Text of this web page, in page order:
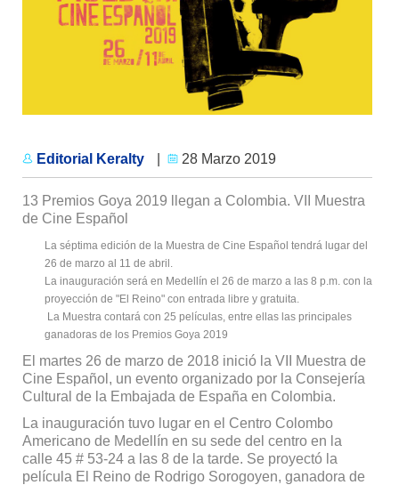
Editorial Keralty 28 Marzo 2019
13 Premios Goya 2019 llegan a Colombia. VII Muestra
de Cine Español
La séptima edición de la Muestra de Cine Español tendrá lugar del
26 de marzo al 11 de abril.
La inauguración será en Medellín el 26 de marzo a las 8 p.m. con la
proyección de "El Reino" con entrada libre y gratuita.
La Muestra contará con 25 películas, entre ellas las principales
ganadoras de los Premios Goya 2019
El martes 26 de marzo de 2018 inició la VII Muestra de
Cine Español, un evento organizado por la Consejería
Cultural de la Embajada de España en Colombia.
La inauguración tuvo lugar en el Centro Colombo
Americano de Medellín en su sede del centro en la
calle 45 # 53-24 a las 8 de la tarde. Se proyectó la
película El Reino de Rodrigo Sorogoyen, ganadora de